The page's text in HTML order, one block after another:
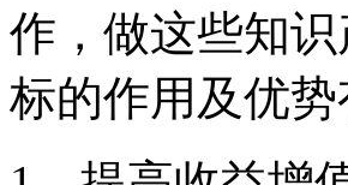
作，做这些知
标的作用及优